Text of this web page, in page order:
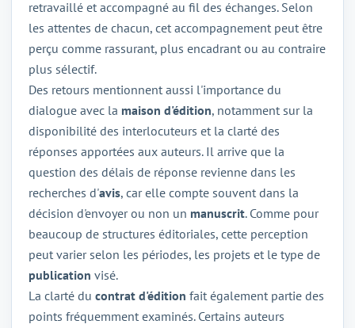
retravaillé et accompagné au fil des échanges. Selon
les attentes de chacun, cet accompagnement peut être
perçu comme rassurant, plus encadrant ou au contraire
plus sélectif.
Des retours mentionnent aussi l'importance du
dialogue avec la maison d'édition, notamment sur la
disponibilité des interlocuteurs et la clarté des
réponses apportées aux auteurs. Il arrive que la
question des délais de réponse revienne dans les
recherches d'avis, car elle compte souvent dans la
décision d'envoyer ou non un manuscrit. Comme pour
beaucoup de structures éditoriales, cette perception
peut varier selon les périodes, les projets et le type de
publication visé.
La clarté du contrat d'édition fait également partie des
points fréquemment examinés. Certains auteurs